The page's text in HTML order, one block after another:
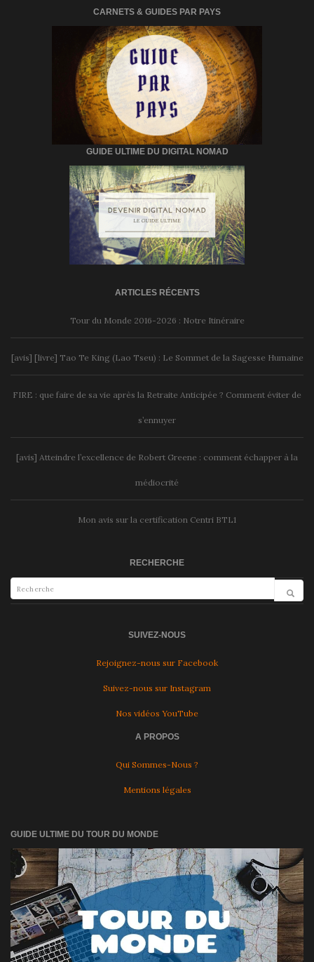
CARNETS & GUIDES PAR PAYS
GUIDE ULTIME DU DIGITAL NOMAD
ARTICLES RÉCENTS
Tour du Monde 2016-2026 : Notre Itinéraire
[avis] [livre] Tao Te King (Lao Tseu) : Le Sommet de la Sagesse Humaine
FIRE : que faire de sa vie après la Retraite Anticipée ? Comment éviter de
s’ennuyer
[avis] Atteindre l’excellence de Robert Greene : comment échapper à la
médiocrité
Mon avis sur la certification Centri BTL1
RECHERCHE
SUIVEZ-NOUS
Rejoignez-nous sur Facebook
Suivez-nous sur Instagram
Nos vidéos YouTube
A PROPOS
Qui Sommes-Nous ?
Mentions légales
GUIDE ULTIME DU TOUR DU MONDE